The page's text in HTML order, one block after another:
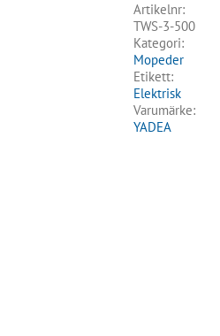
Artikelnr:
TWS-3-500
Kategori:
Mopeder
Etikett:
Elektrisk
Varumärke:
YADEA